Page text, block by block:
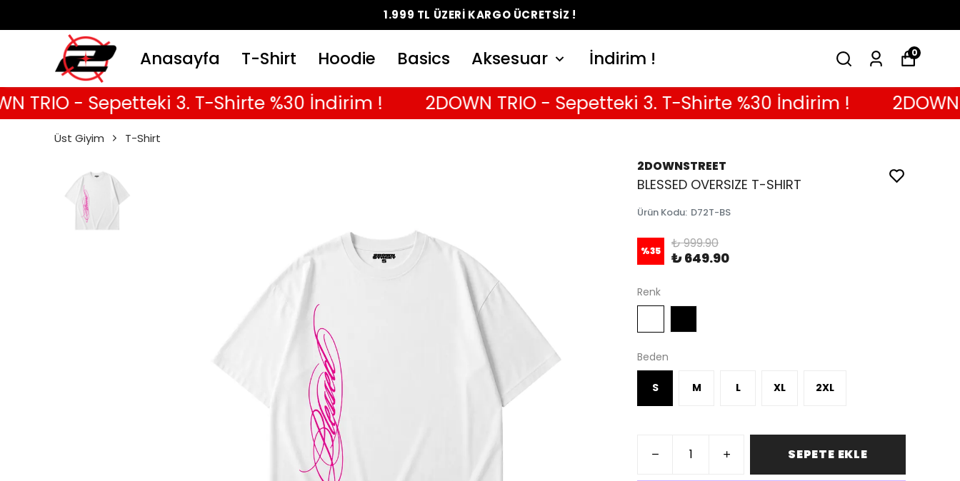
1.999 TL ÜZERİ KARGO ÜCRETSİZ !
Anasayfa T-Shirt Hoodie Basics Aksesuar İndirim ! 0
- Sepetteki 3. T-Shirte %30 İndirim ! 2DOWN TRIO - Sepetteki 3. T-Shirte %30 İndirim ! 2DOWN
Üst Giyim T-Shirt
2DOWNSTREET
BLESSED OVERSIZE T-SHIRT
Ürün Kodu: D72T-BS
%35 ₺ 999.90
₺ 649.90
Renk
Beden
S M L XL 2XL
SEPETE EKLE